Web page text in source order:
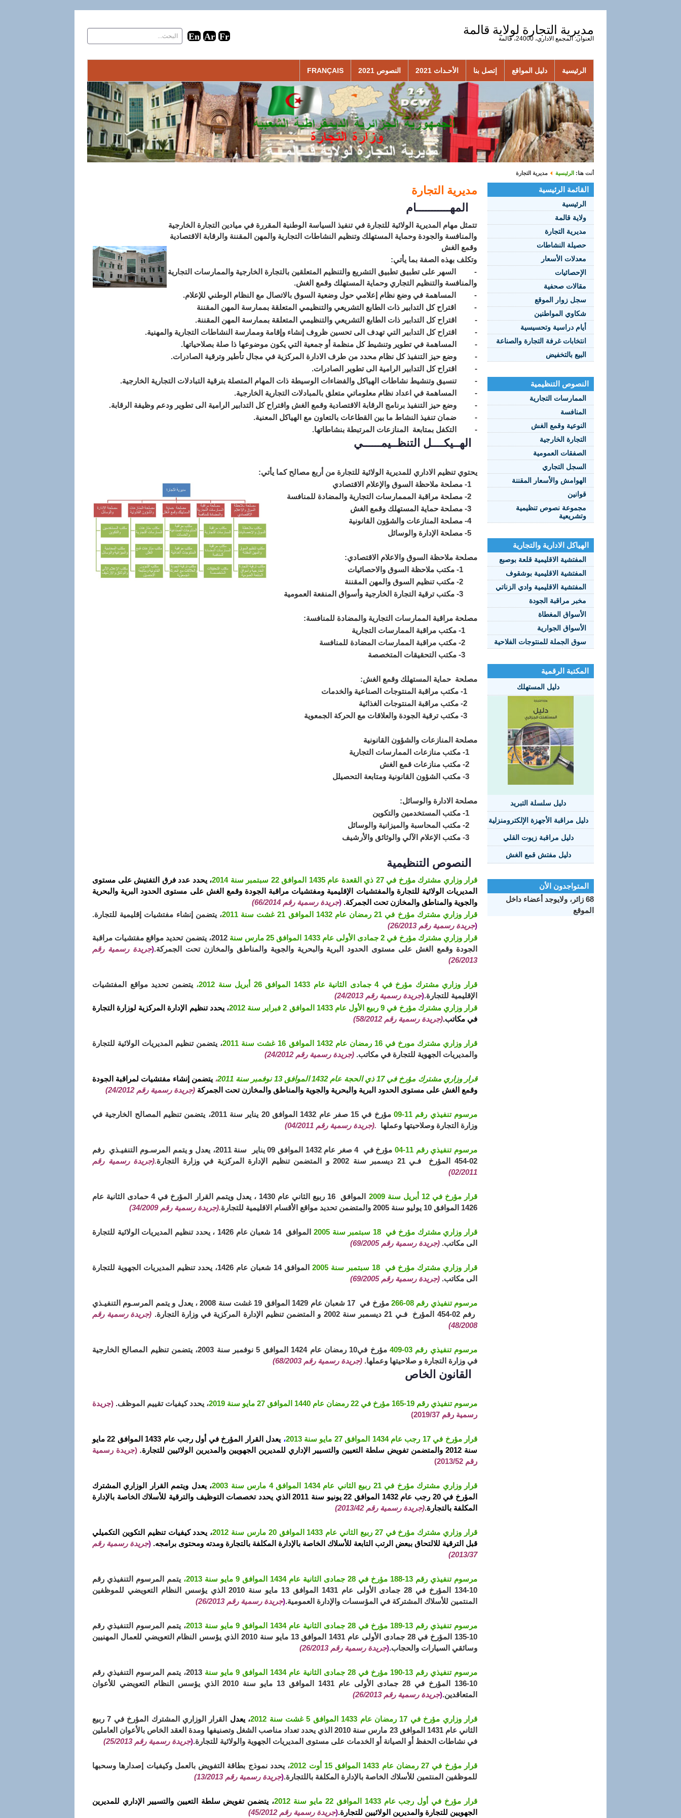
مديرية التجارة لولاية قالمة
العنوان: المجمع الاداري، 24000، قالمة
الرئيسية دليل المواقع إتصل بنا الأحـداث 2021 النصوص 2021 FRANÇAIS
أنت هنا: الرئيسية مديرية التجارة
القائمة الرئيسية
الرئيسية
ولاية قالمة
مديرية التجارة
حصيلة النشاطات
معدلات الأسعار
الإحصائيات
مقالات صحفية
سجل زوار الموقع
شكاوي المواطنين
أيام دراسية وتحسيسية
انتخابات غرفة التجارة والصناعة
البيع بالتخفيض
النصوص التنظيمية
الممارسات التجارية
المنافسة
النوعية وقمع الغش
التجارة الخارجية
الصفقات العمومية
السجل التجاري
الهوامش والأسعار المقننة
قوانين
مجموعة نصوص تنظيمية
وتشريعية
الهياكل الادارية والتجارية
المفتشية الاقليمية قلعة بوصبع
المفتشية الاقليمية بوشقوف
المفتشية الاقليمية وادي الزناتي
مخبر مراقبة الجودة
الأسواق المغطاة
الأسواق الجوارية
سوق الجملة للمنتوجات الفلاحية
المكتبة الرقمية
دليل المستهلك
دليل سلسلة التبريد
دليل مراقبة الأجهزة الإلكترومنزلية
دليل مراقبة زيوت القلي
دليل مفتش قمع الغش
المتواجدون الأن
68 زائر، ولايوجد أعضاء داخل
الموقع
مديرية التجارة
المهـــــــــــام
تتمثل مهام المديرية الولائية للتجارة في تنفيذ السياسة الوطنية المقررة في ميادين التجارة الخارجية
والمنافسة والجودة وحماية المستهلك وتنظيم النشاطات التجارية والمهن المقننة والرقابة الاقتصادية
وقمع الغش
وتكلف بهذه الصفة بما يأتي:
- السهر على تطبيق تطبيق التشريع والتنظيم المتعلقين بالتجارة الخارجية والممارسات التجارية
والمنافسة والتنظيم التجاري وحماية المستهلك وقمع الغش.
- المساهمة في وضع نظام إعلامي حول وضعية السوق بالاتصال مع النظام الوطني للإعلام.
- اقتراح كل التدابير ذات الطابع التشريعي والتنظيمي المتعلقة بممارسة المهن المقننة
- اقتراح كل التدابير ذات الطابع التشريعي والتنظيمي المتعلقة بممارسة المهن المقننة.
- اقتراح كل التدابير التي تهدف الى تحسين ظروف إنشاء وإقامة وممارسة النشاطات التجارية والمهنية.
- المساهمة في تطوير وتنشيط كل منظمة أو جمعية التي يكون موضوعها ذا صلة بصلاحياتها.
- وضع حيز التنفيذ كل نظام محدد من طرف الادارة المركزية في مجال تأطير وترقية الصادرات.
- اقتراح كل التدابير الرامية الى تطوير الصادرات.
- تنسيق وتنشيط نشاطات الهياكل والفضاءات الوسيطة ذات المهام المتصلة بترقية التبادلات التجارية الخارجية.
- المساهمة في اعداد نظام معلوماتي متعلق بالمبادلات التجارية الخارجية.
- وضع حيز التنفيذ برنامج الرقابة الاقتصادية وقمع الغش واقتراح كل التدابير الرامية الى تطوير ودعم وظيفة الرقابة.
- ضمان تنفيذ النشاط ما بين القطاعات بالتعاون مع الهياكل المعنية.
- التكفل بمتابعة المنازعات المرتبطة بنشاطاتها.
الهــيكــــل التنظــيمــــــي
يحتوي تنظيم الاداري للمديرية الولائية للتجارة من أربع مصالح كما يأتي:
4- مصلحة المنازعات والشؤون القانونية
مصلحة ملاحظة السوق والاعلام الاقتصادي:
مصلحة مراقبة الممارسات التجارية والمضادة للمنافسة:
مصلحة حماية المستهلك وقمع الغش:
مصلحة المنازعات والشؤون القانونية
مصلحة الادارة والوسائل:
النصوص التنظيمية
قرار وزاري مشترك مؤرخ في 27 ذي القعدة عام 1435 الموافق 22 سبتمبر سنة 2014
، يحدد عدد فرق التفتيش على مستوى
المديريات الولائية للتجارة والمفتشيات الإقليمية ومفتشيات مراقبة الجودة وقمع الغش على مستوى الحدود البرية والبحرية
والجوية والمناطق والمخازن تحت الجمركة. (جريدة رسمية رقم 66/2014)
قرار وزاري مشترك مؤرخ في 21 رمضان عام 1432 الموافق 21 غشت سنة 2011
، يتضمن إنشاء مفتشيات إقليمية للتجارة.
(جريدة رسمية رقم 26/2013)
قرار وزاري مشترك مؤرخ في 2 جمادى الأولى عام 1433 الموافق 25 مارس سنة
2012، يتضمن تحديد مواقع مفتشيات مراقبة
الجودة وقمع الغش على مستوى الحدود البرية والبحرية والجوية والمناطق والمخازن تحت الجمركة.(جريدة رسمية رقم
26/2013)
قرار وزاري مشترك مؤرخ في 4 جمادى الثانية عام 1433 الموافق 26 أبريل سنة 2012،
يتضمن تحديد مواقع المفتشيات
الإقليمية للتجارة.(جريدة رسمية رقم 24/2013)
قرار وزاري مشترك مؤرخ في 9 ربيع الأول عام 1433 الموافق 2 فبراير سنة 2012
، يحدد تنظيم الإدارة المركزية لوزارة التجارة
في مكاتب.(جريدة رسمية رقم 58/2012)
قرار وزاري مشترك مورخ في 16 رمضان عام 1432 الموافق 16 غشت سنة 2011
، يتضمن تنظيم المديريات الولائية للتجارة
والمديريات الجهوية للتجارة في مكاتب. (جريدة رسمية رقم 24/2012)
قرار وزاري مشترك مؤرخ في 17 ذي الحجة عام 1432 الموافق 13 نوفمبر سنة 2011 ،يتضمن إنشاء مفتشيات لمراقبة الجودة
وقمع الغش على مستوى الحدود البرية والبحرية والجوية والمناطق والمخازن تحت الجمركة (جريدة رسمية رقم 24/2012)
مرسوم تنفيذي رقم 11-09
مؤرخ في 15 صفر عام 1432 الموافق 20 يناير سنة 2011، يتضمن تنظيم المصالح الخارجية في
وزارة التجارة وصلاحيتها وعملها .(جريدة رسمية رقم 04/2011)
مرسوم تنفيذي رقم 11-04
مؤرخ في 4 صغر عام 1432 الموافق 09 يناير سنة 2011، يعدل و يتمم المرسـوم التنفيـذي رفم
02-454 المؤرخ فـي 21 ديسمبر سنة 2002 و المتضمن تنظيم الإدارة المركزية في وزارة التجارة
.(جريدة رسمية رقم
02/2011)
قرار مؤرخ في 12 أبريل سنة 2009
الموافق 16 ربيع الثاني عام 1430 ، يعدل ويتمم القرار المؤرخ في 4 حمادى الثانية عام
1426 الموافق 10 يوليو سنة 2005 والمتضمن تحديد مواقع الأقسام الاقليمية للتجارة
.(جريدة رسمية رقم 34/2009)
قرار وزاري مشترك مؤرخ في 18 سبتمبر سنة 2005
الموافق 14 شعبان عام 1426 ، يحدد تنظيم المديريات الولائية للتجارة
الى مكاتب. (جريدة رسمية رقم 69/2005)
قرار وزاري مشترك مؤرخ في 18 سبتمبر سنة 2005
الموافق 14 شعبان عام 1426، يحدد تنظيم المديريات الجهوية للتجارة
الى مكاتب. (جريدة رسمية رقم 69/2005)
مرسوم تنفيذي رقم 08-266
مؤرخ في 17 شعبان عام 1429 الموافق 19 غشت سنة 2008 ، يعدل و يتمم المرسـوم التنفيـذي
رفم 02-454 المؤرخ فـي 21 ديسمبر سنة 2002 و المتضمن تنظيم الإدارة المركزية في وزارة التجارة.
(جريدة رسمية رقم
48/2008)
مرسوم تنفيذي رقم 03-409
مؤرخ في10 رمضان عام 1424 الموافق 5 نوفمبر سنة 2003، يتضمن تنظيم المصالح الخارجية
في وزارة التجارة و صلاحيتها وعملها. (جريدة رسمية رقم 68/2003)
القانون الخاص
مرسوم تنفيذي رقم 19-165 مؤرخ في 22 رمضان عام 1440 الموافق 27 مايو سنة 2019 ، يحدد كيفيات تقييم الموظف. (جريدة
رسمية رقم 2019/37)
قرار مؤرخ في 17 رجب عام 1434 الموافق 27 مايو سنة 2013 ،
يعدل القرار المؤرخ في أول رجب عام 1433 الموافق 22 مايو
سنة 2012 والمتضمن تفويض سلطة التعيين والتسيير الإداري للمديرين الجهويين والمديرين الولائيين للتجارة
. (جريدة رسمية
رقم 2013/52)
قرار وزاري مشترك مؤرخ في 21 ربيع الثاني عام 1434 الموافق 4 مارس سنة 2003
، يعدل ويتمم القرار الوزاري المشترك
المؤرخ في 20 رجب عام 1432 الموافق 22 يونيو سنة 2011 الذي يحدد تخصصات التوظيف والترقية للأسلاك الخاصة بالإدارة
المكلفة بالتجارة.(جريدة رسمية رقم 2013/42)
قرار وزاري مشترك مؤرخ في 27 ربيع الثاني عام 1433 الموافق 20 مارس سنة 2012
، يحدد كيفيات تنظيم التكوين التكميلي
قبل الترقية للالتحاق ببعض الرتب التابعة للأسلاك الخاصة بالإدارة المكلفة بالتجارة ومدته ومحتوى برامجه. (جريدة رسمية رقم
2013/37)
مرسوم تنفيذي رقم 13-188 مؤرخ في 28 جمادى الثانية عام 1434 الموافق 9 مايو سنة 2013،
يتمم المرسوم التنفيذي رقم
10-134 المؤرخ في 28 جمادى الأولى عام 1431 الموافق 13 مايو سنة 2010 الذي يؤسس النظام التعويضي للموظفين
المنتمين للأسلاك المشتركة في المؤسسات والإدارة العمومية.(جريدة رسمية رقم 26/2013)
مرسوم تنفيذي رقم 13-189 مؤرخ في 28 جمادى الثانية عام 1434 الموافق 9 مايو سنة 2013
، يتمم المرسوم التنفيذي رقم
10-135 المؤرخ في 28 جمادى الأولى عام 1431 الموافق 13 مايو سنة 2010 الذي يؤسس النظام التعويضي للعمال المهنيين
وسائقي السيارات والحجاب.(جريدة رسمية رقم 26/2013)
مرسوم تنفيذي رقم 13-190 مؤرخ في 28 جمادى الثانية عام 1434 الموافق 9 مايو سنة
2013، يتمم المرسوم التنفيذي رقم
10-136 المؤرخ في 28 جمادى الأولى عام 1431 الموافق 13 مايو سنة 2010 الذي يؤسس النظام التعويضي للأعوان
المتعاقدين.(جريدة رسمية رقم 26/2013)
قرار وزاري مؤرخ في 17 رمضان عام 1433 الموافق 5 غشت سنة 2012 ، يعدل
القرار الوزاري المشترك المؤرخ في 7 ربيع
الثاني عام 1431 الموافق 23 مارس سنة 2010 الذي يحدد تعداد مناصب الشغل وتصنيفها ومدة العقد الخاص بالأعوان العاملين
في نشاطات الحفظ أو الصيانة أو الخدمات على مستوى المديريات الجهوية والولائية للتجارة.(جريدة رسمية رقم 25/2013)
قرار مؤرخ في 27 رمضان عام 1433 الموافق 15 أوت 2012
، يحدد نموذج بطاقة التفويض بالعمل وكيفيات إصدارها وسحبها
للموظفين المنتمين للأسلاك الخاصة بالإدارة المكلفة باللتجارة.(جريدة رسمية رقم 13/2013)
قرار مؤرخ في أول رجب عام 1433 الموافق 22 مايو سنة 2012
، يتضمن تفويض سلطة التعيين والتسيير الإداري للمديرين
الجهويين للتجارة والمديرين الولائيين للتجارة.(جريدة رسمية رقم 45/2012)